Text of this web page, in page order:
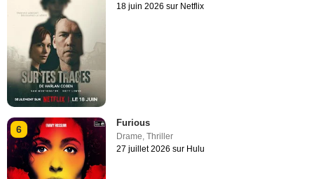
18 juin 2026 sur Netflix
6
Furious
Drame ,Thriller
27 juillet 2026 sur Hulu